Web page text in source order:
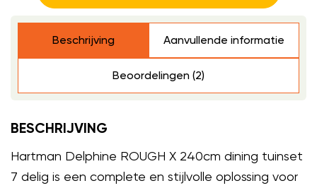
Beschrijving Aanvullende informatie
Beoordelingen (2)
BESCHRIJVING
Hartman Delphine ROUGH X 240cm dining tuinset
7 delig is een complete en stijlvolle oplossing voor